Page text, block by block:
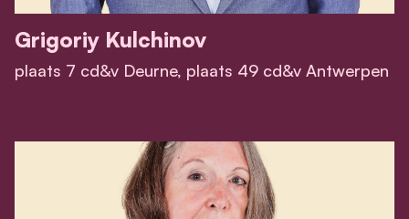
Grigoriy Kulchinov
plaats 7 cd&v Deurne, plaats 49 cd&v Antwerpen